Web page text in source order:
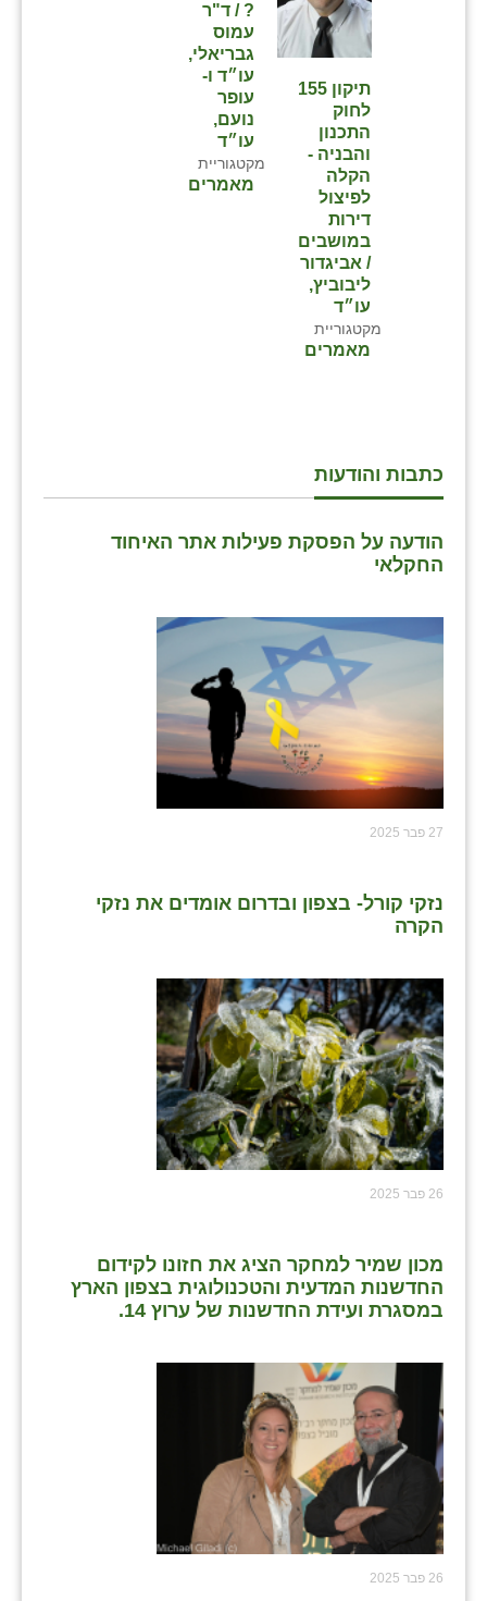
? / ד"ר
עמוס
גבריאלי,
עו״ד ו-
עופר
נועם,
עו״ד
מקטגוריית
מאמרים
תיקון 155
לחוק
התכנון
והבניה -
הקלה
לפיצול
דירות
במושבים
/ אביגדור
ליבוביץ,
עו״ד
מקטגוריית
מאמרים
כתבות והודעות
הודעה על הפסקת פעילות אתר האיחוד
החקלאי
27 פבר 2025
נזקי קורל- בצפון ובדרום אומדים את נזקי
הקרה
26 פבר 2025
מכון שמיר למחקר הציג את חזונו לקידום
החדשנות המדעית והטכנולוגית בצפון הארץ
במסגרת ועידת החדשנות של ערוץ 14.
26 פבר 2025
רמות השבים